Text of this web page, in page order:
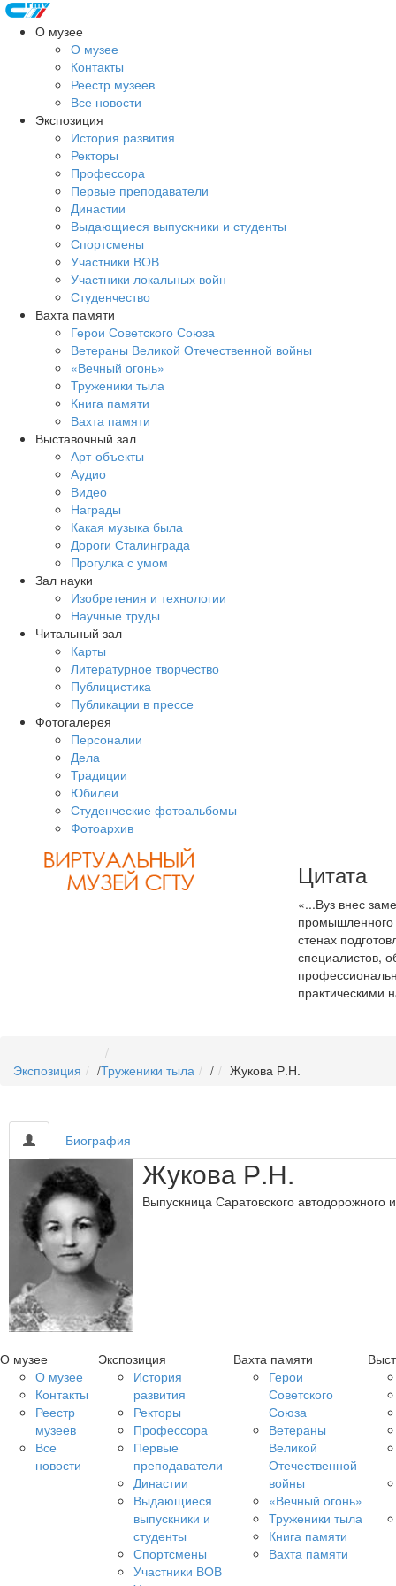
О музее
О музее
Контакты
Реестр музеев
Все новости
Экспозиция
История развития
Ректоры
Профессора
Первые преподаватели
Династии
Выдающиеся выпускники и студенты
Спортсмены
Участники ВОВ
Участники локальных войн
Студенчество
Вахта памяти
Герои Советского Союза
Ветераны Великой Отечественной войны
«Вечный огонь»
Труженики тыла
Книга памяти
Вахта памяти
Выставочный зал
Арт-объекты
Аудио
Видео
Награды
Какая музыка была
Дороги Сталинграда
Прогулка с умом
Зал науки
Изобретения и технологии
Научные труды
Читальный зал
Карты
Литературное творчество
Публицистика
Публикации в прессе
Фотогалерея
Персоналии
Дела
Традиции
Юбилеи
Студенческие фотоальбомы
Фотоархив
Цитата
«...Вуз внес
промышленного
стенах
специалистов,
практическими
Экспозиция /Труженики тыла / Жукова Р.Н.
Биография
Жукова Р.Н.
Выпускница Саратовского автодорожного
О музее
О музее
Контакты
Реестр
музеев
Все
новости
Экспозиция
История
развития
Ректоры
Профессора
Первые
преподаватели
Династии
Выдающиеся
выпускники и
студенты
Спортсмены
Участники ВОВ
Вахта памяти
Герои
Советского
Союза
Ветераны
Великой
Отечественной
войны
«Вечный огонь»
Труженики тыла
Книга памяти
Вахта памяти